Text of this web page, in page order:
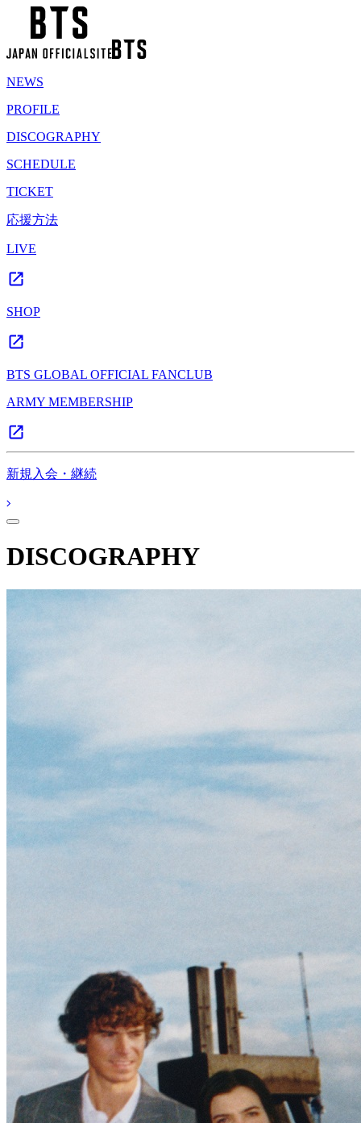
NEWS
PROFILE
DISCOGRAPHY
SCHEDULE
TICKET
応援方法
LIVE
SHOP
BTS GLOBAL OFFICIAL FANCLUB
ARMY MEMBERSHIP
新規入会・継続
DISCOGRAPHY